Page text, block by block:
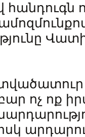
ոչ ոք